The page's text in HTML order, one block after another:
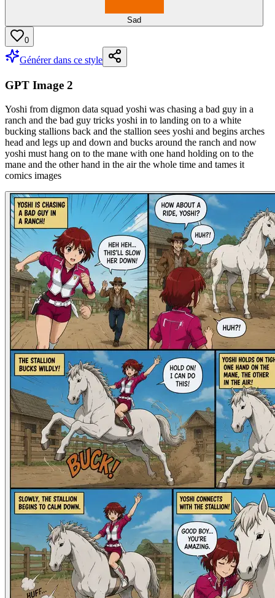
Sad
0
Générer dans ce style
GPT Image 2
Yoshi from digmon data squad yoshi was chasing a bad guy in a
ranch and the bad guy tricks yoshi in to landing on to a white
bucking stallions back and the stallion sees yoshi and begins arches
head and legs up and down and bucks around the ranch and now
yoshi must hang on to the mane with one hand holding on to the
mane and the other hand in the air the whole time and tames it
comics images